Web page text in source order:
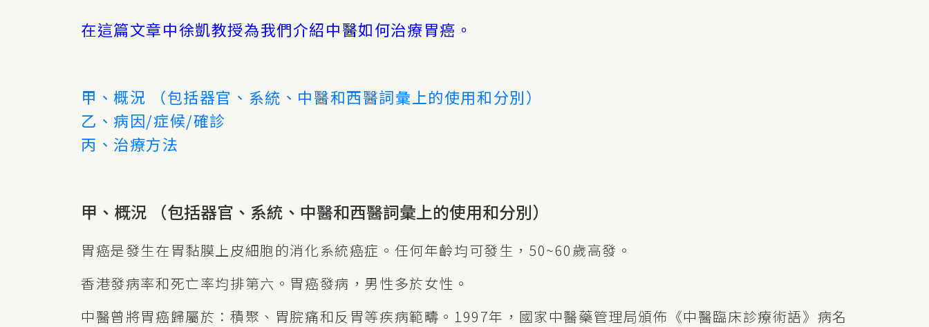
在這篇文章中徐凱教授為我們介紹中醫如何治療胃癌。
甲、概況 （包括器官、系統、中醫和西醫詞彙上的使用和分別）
乙、病因/症候/確診
丙、治療方法
甲、概況 （包括器官、系統、中醫和西醫詞彙上的使用和分別）
胃癌是發生在胃黏膜上皮細胞的消化系統癌症。任何年齡均可發生，50~60歲高發。
香港發病率和死亡率均排第六。胃癌發病，男性多於女性。
中醫曾將胃癌歸屬於：積聚、胃脘痛和反胃等疾病範疇。1997年，國家中醫藥管理局頒佈《中醫臨床診療術語》病名